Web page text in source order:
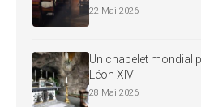
22 Mai 2026
Un chapelet mondial
Léon XIV
28 Mai 2026